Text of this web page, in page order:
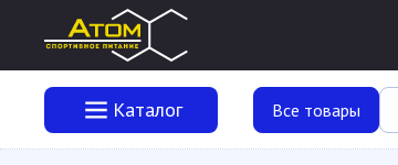
Каталог Все товары